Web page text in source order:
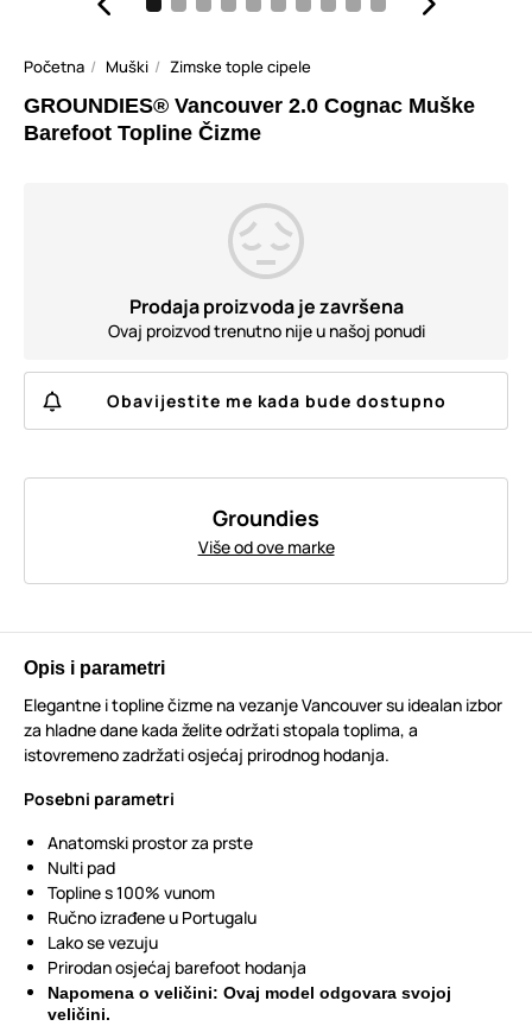
Početna Muški Zimske tople cipele
GROUNDIES® Vancouver 2.0 Cognac Muške
Barefoot Topline Čizme
Prodaja proizvoda je završena
Ovaj proizvod trenutno nije u našoj ponudi
Obavijestite me kada bude dostupno
Groundies
Više od ove marke
Opis i parametri
Elegantne i topline čizme na vezanje Vancouver su idealan izbor
za hladne dane kada želite održati stopala toplima, a
istovremeno zadržati osjećaj prirodnog hodanja.
Posebni parametri
Anatomski prostor za prste
Nulti pad
Topline s 100% vunom
Ručno izrađene u Portugalu
Lako se vezuju
Prirodan osjećaj barefoot hodanja
Napomena o veličini: Ovaj model odgovara svojoj
veličini.